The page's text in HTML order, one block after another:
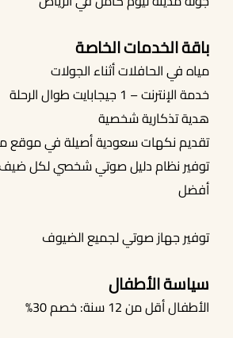
باقة الخدمات الخاصة
مياه في الحافلات أثناء الجولات
خدمة الإنترنت – 1 جيجابايت طوال الرحلة
هدية تذكارية شخصية
تقديم نكهات سعودية أصيلة في موقع
توفير نظام دليل صوتي شخصي لكل
أفضل
توفير جهاز صوتي لجميع الضيوف
سياسة الأطفال
الأطفال أقل من 12 سنة: خصم 30%